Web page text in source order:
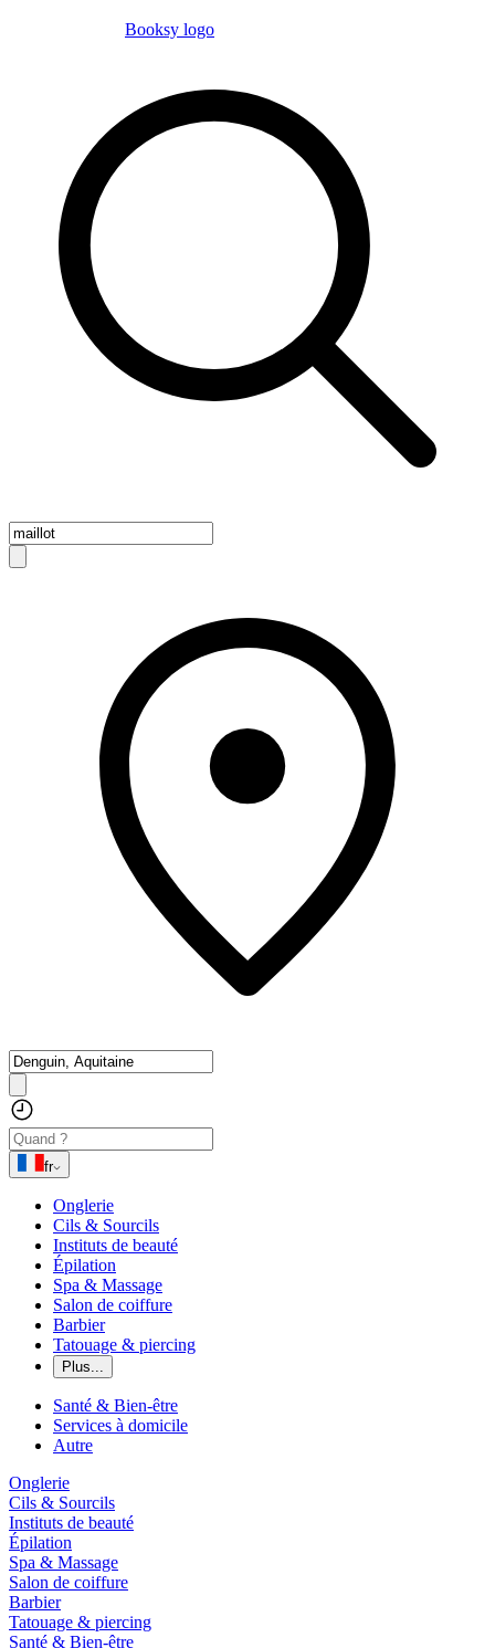
Booksy logo
fr
Onglerie
Cils & Sourcils
Instituts de beauté
Épilation
Spa & Massage
Salon de coiffure
Barbier
Tatouage & piercing
Plus...
Santé & Bien-être
Services à domicile
Autre
Onglerie
Cils & Sourcils
Instituts de beauté
Épilation
Spa & Massage
Salon de coiffure
Barbier
Tatouage & piercing
Santé & Bien-être